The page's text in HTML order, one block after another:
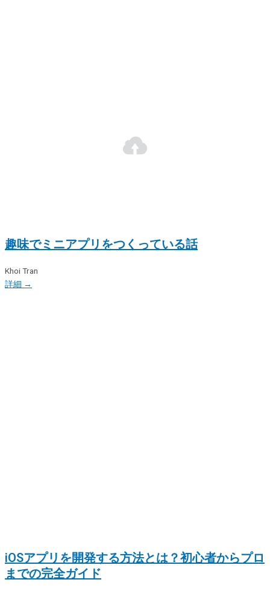
趣味でミニアプリをつくっている話
Khoi Tran
詳細 →
iOSアプリを開発する方法とは？初心者からプロ
までの完全ガイド